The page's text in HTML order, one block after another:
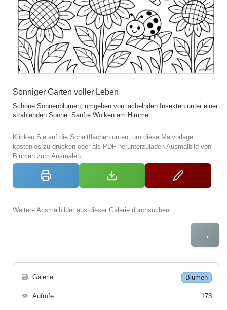
Sonniger Garten voller Leben
Schöne Sonnenblumen, umgeben von lächelnden Insekten unter einer
strahlenden Sonne. Sanfte Wolken am Himmel.
Klicken Sie auf die Schaltflächen unten, um diese Malvorlage
kostenlos zu drucken oder als PDF herunterzuladen Ausmalbild von
Blumen zum Ausmalen
Weitere Ausmalbilder aus dieser Galerie durchsuchen
→
🗃 Galerie Blumen
👁 Aufrufe 173